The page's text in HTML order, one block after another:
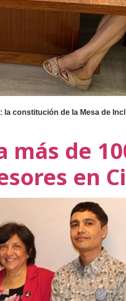
constitución de la Mesa de
más de
en